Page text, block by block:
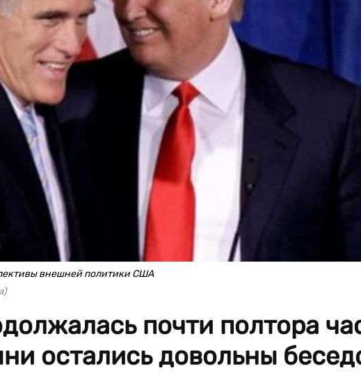
внешней политики США
почти полтора
остались довольны